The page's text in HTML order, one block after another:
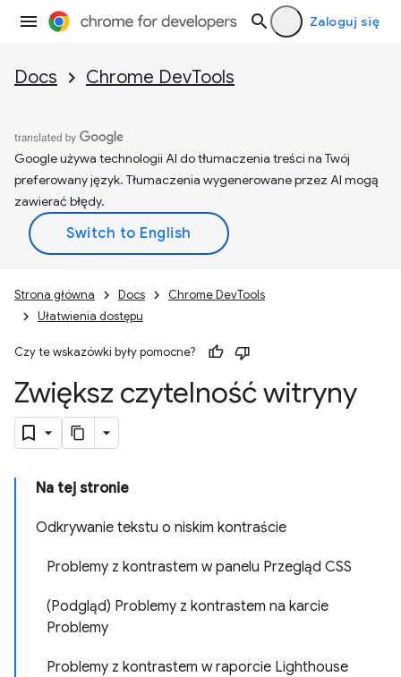
Zaloguj się
Docs Chrome DevTools
Google używa technologii AI do tłumaczenia treści na Twój
preferowany język. Tłumaczenia wygenerowane przez AI mogą
zawierać błędy.
Strona główna Docs
Chrome DevTools
Ułatwienia dostępu
Czy te wskazówki były pomocne?
Zwiększ czytelność witryny
Na tej stronie
Odkrywanie tekstu o niskim kontraście
Problemy z kontrastem w panelu Przegląd CSS
(Podgląd) Problemy z kontrastem na karcie
Problemy
Problemy z kontrastem w raporcie Lighthouse